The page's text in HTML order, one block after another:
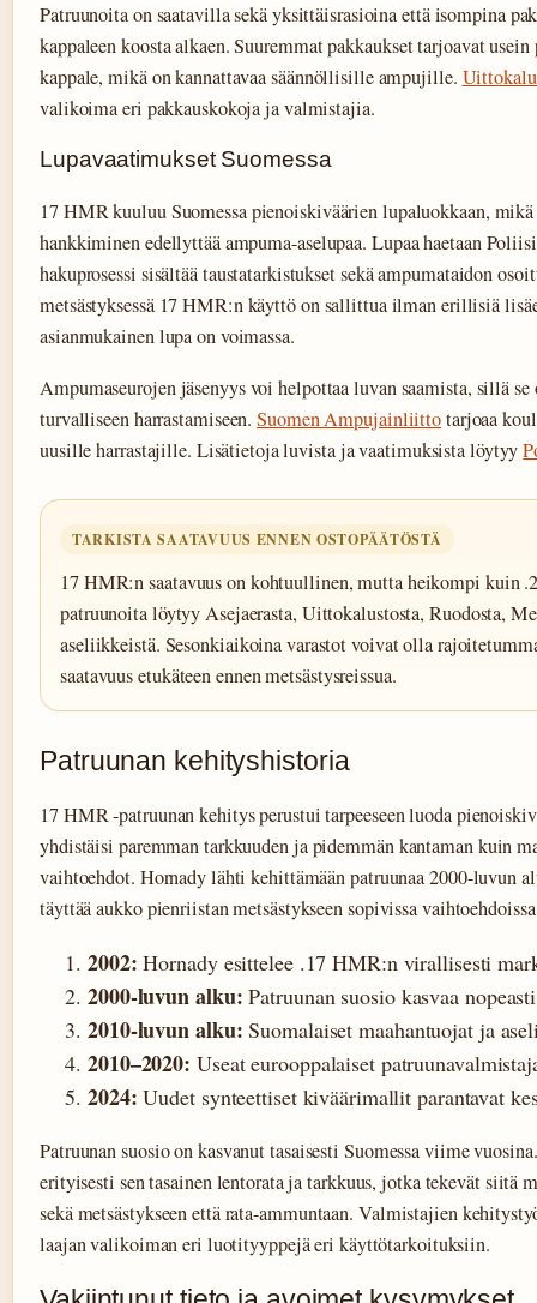
Patruunoita on saatavilla sekä yksittäisrasioina että isompina
kappaleen koosta alkaen. Suuremmat pakkaukset tarjoavat
kappale, mikä on kannattavaa säännöllisille ampujille.
valikoima eri pakkauskokoja ja valmistajia.
Lupavaatimukset Suomessa
17 HMR kuuluu Suomessa pienoiskiväärien lupaluokkaan,
hankkiminen edellyttää ampuma-aselupaa. Lupaa haetaan
hakuprosessi sisältää taustatarkistukset sekä ampumataidon
metsästyksessä 17 HMR:n käyttö on sallittua ilman erillisiä
asianmukainen lupa on voimassa.
Ampumaseurojen jäsenyys voi helpottaa luvan saamista, sillä
turvalliseen harrastamiseen.Suomen Ampujainliittotarjoaa
uusille harrastajille. Lisätietoja luvista ja vaatimuksista löytyy
TARKISTA SAATAVUUS ENNEN OSTOPÄÄTÖSTÄ
17 HMR:n saatavuus on kohtuullinen, mutta heikompi kuin
patruunoita löytyy Asejaerasta, Uittokalustosta, Ruodosta,
aseliikkeistä. Sesonkiaikoina varastot voivat olla
saatavuus etukäteen ennen metsästysreissua.
Patruunan kehityshistoria
17 HMR -patruunan kehitys perustui tarpeeseen luoda
yhdistäisi paremman tarkkuuden ja pidemmän kantaman kuin
vaihtoehdot. Hornady lähti kehittämään patruunaa 2000-luvun
täyttää aukko pienriistan metsästykseen sopivissa
2002: Hornady esittelee .17 HMR:n virallisesti
2000-luvun alku: Patruunan suosio kasvaa
2010-luvun alku: Suomalaiset maahantuojat ja
2010–2020: Useat eurooppalaiset
2024: Uudet synteettiset kiväärimallit parantavat
Patruunan suosio on kasvanut tasaisesti Suomessa viime
erityisesti sen tasainen lentorata ja tarkkuus, jotka tekevät siitä
sekä metsästykseen että rata-ammuntaan. Valmistajien
laajan valikoiman eri luotityyppejä eri käyttötarkoituksiin.